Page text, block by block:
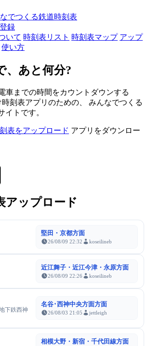
でつくる鉄道時刻表
録
いて 時刻表リスト 時刻表マップ アップ
使い方
、あと何分?
車までの時間をカウントダウンする
時刻表アプリのための、 みんなでつくる
イトです。
表をアップロード アプリをダウンロー
アップロード
堅田・京都方面
26/08/09 22:32 koseilineb
近江舞子・近江今津・永原方面
26/08/09 22:26 koseilineb
下鉄西神
名谷･西神中央方面方面
26/08/03 21:05 jettleigh
相模大野・新宿・千代田線方面